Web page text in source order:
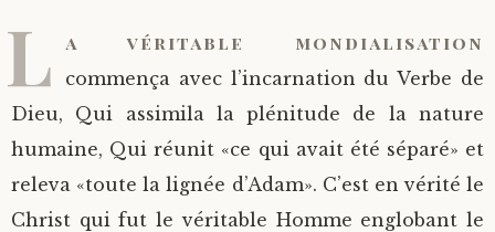
L a véritable mondialisation
commença avec l’incarnation du Verbe de
Dieu, Qui assimila la plénitude de la nature
humaine, Qui réunit «ce qui avait été séparé» et
releva «toute la lignée d’Adam». C’est en vérité le
Christ qui fut le véritable Homme englobant le